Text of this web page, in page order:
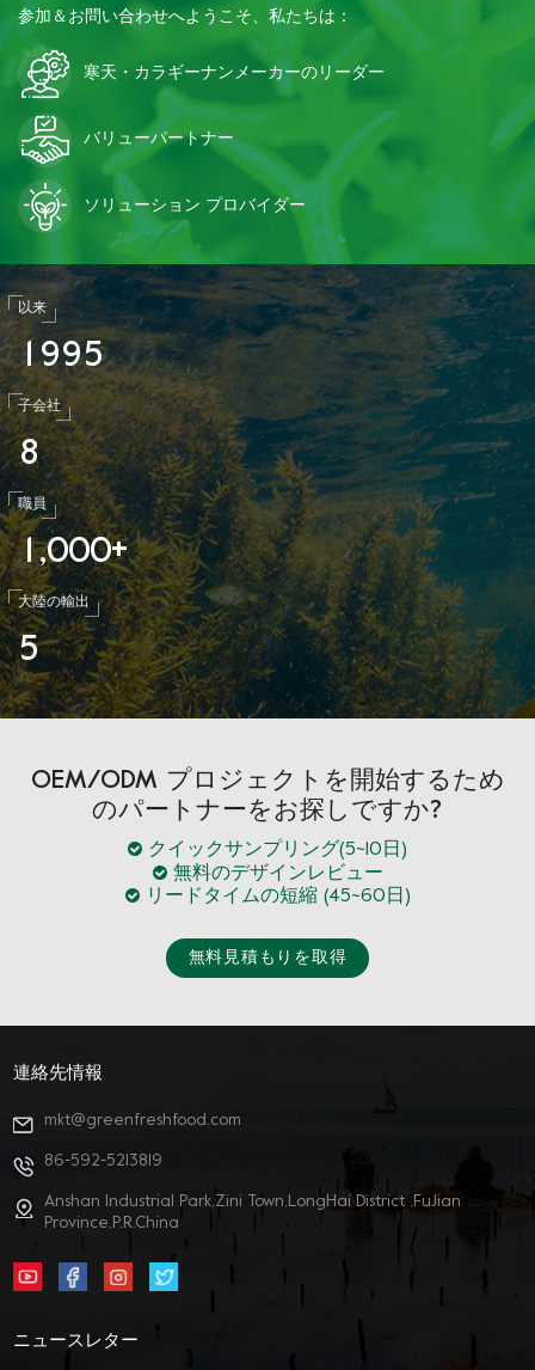
参加＆お問い合わせへようこそ、私たちは：
寒天・カラギーナンメーカーのリーダー
バリューパートナー
ソリューション プロバイダー
以来
1 995
子会社
8
職員
1 ,000+
大陸の輸出
5
OEM/ODM プロジェクトを開始するため
のパートナーをお探しですか?
クイックサンプリング(5~10日)
無料のデザインレビュー
リードタイムの短縮 (45~60日)
無料見積もりを取得
連絡先情報
mkt@greenfreshfood.com
86-592-5213819
Anshan Industrial Park,Zini Town,LongHai District ,FuJian
Province,P.R.China
ニュースレター